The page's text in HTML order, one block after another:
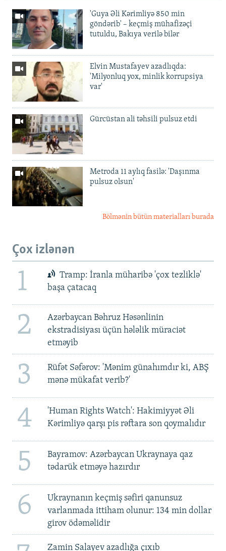
'Guya Əli Kərimliyə 850 min
göndərib' – keçmiş mühafizəçi
tutuldu, Bakıya verilə bilər
Elvin Mustafayev azadlıqda:
'Milyonluq yox, minlik korrupsiya
var'
Gürcüstan ali təhsili pulsuz etdi
Metroda 11 aylıq fasilə: 'Daşınma
pulsuz olsun'
Bölmənin bütün materialları burada
Çox izlənən
1
Tramp: İranla müharibə 'çox tezliklə'
başa çatacaq
2
Azərbaycan Bəhruz Həsənlinin
ekstradisiyası üçün hələlik müraciət
etməyib
3
Rüfət Səfərov: 'Mənim günahımdır ki, ABŞ
mənə mükafat verib?'
4
'Human Rights Watch': Hakimiyyət Əli
Kərimliyə qarşı pis rəftara son qoymalıdır
5
Bayramov: Azərbaycan Ukraynaya qaz
tədarük etməyə hazırdır
6
Ukraynanın keçmiş səfiri qanunsuz
varlanmada ittiham olunur: 134 min dollar
girov ödəməlidir
Zamin Salayev azadlığa çıxıb